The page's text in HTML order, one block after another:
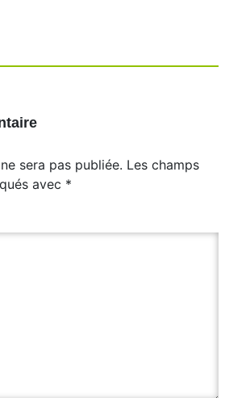
sera pas publiée. Les champs
avec *